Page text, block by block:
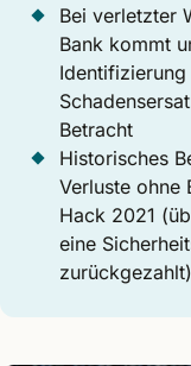
Bei verletzter
Bank kommt
Betracht
Historisches
Verluste ohne
Hack 2021
eine
zurückgezahlt)